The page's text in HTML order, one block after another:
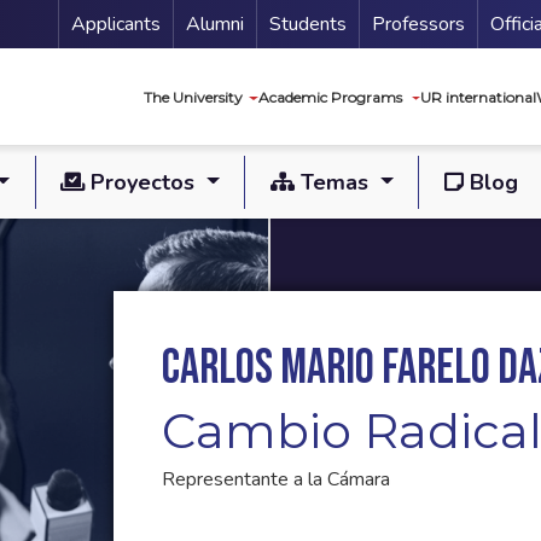
Menu Secundario
Applicants Alumni Students Professors
The University Academic Programs UR international
Proyectos Temas Blog
Carlos Mario Farelo
Cambio Radical
Representante a la Cámara